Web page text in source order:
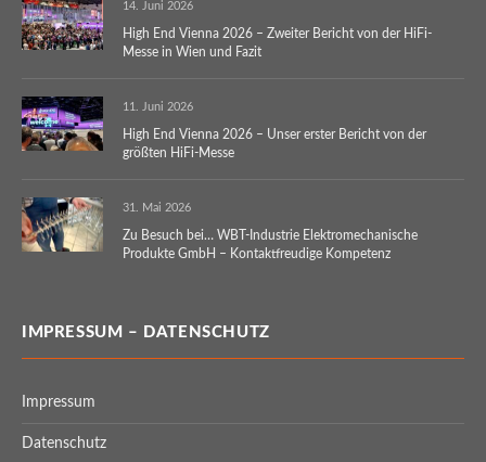
14. Juni 2026
High End Vienna 2026 – Zweiter Bericht von der HiFi-
Messe in Wien und Fazit
11. Juni 2026
High End Vienna 2026 – Unser erster Bericht von der
größten HiFi-Messe
31. Mai 2026
Zu Besuch bei… WBT-Industrie Elektromechanische
Produkte GmbH – Kontaktfreudige Kompetenz
IMPRESSUM – DATENSCHUTZ
Impressum
Datenschutz